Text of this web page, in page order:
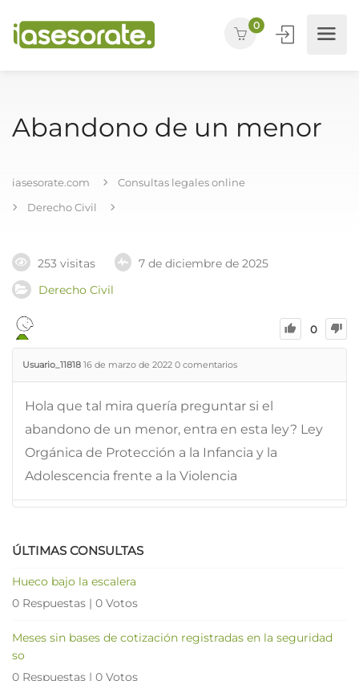
0
Abandono de un menor
iasesorate.com
Consultas legales online
Derecho Civil
253 visitas
7 de diciembre de 2025
Derecho Civil
0
Usuario_11818 16 de marzo de 2022 0 comentarios
Hola que tal mira quería preguntar si el
abandono de un menor, entra en esta ley? Ley
Orgánica de Protección a la Infancia y la
Adolescencia frente a la Violencia
ÚLTIMAS CONSULTAS
Hueco bajo la escalera
0 Respuestas | 0 Votos
Meses sin bases de cotización registradas en la seguridad
so
0 Respuestas | 0 Votos